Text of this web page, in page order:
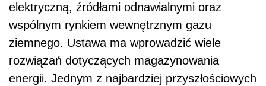
elektryczną, źródłami odnawialnymi oraz
wspólnym rynkiem wewnętrznym gazu
ziemnego. Ustawa ma wprowadzić wiele
rozwiązań dotyczących magazynowania
energii. Jednym z najbardziej przyszłościowych